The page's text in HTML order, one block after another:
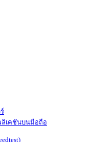
ลิเคชันบนมือถือ